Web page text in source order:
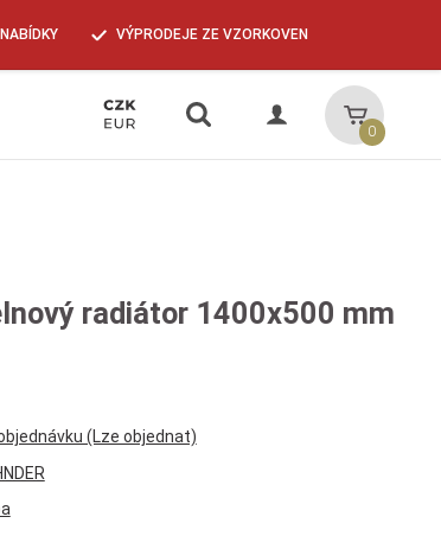
VÝPRODEJE ZE VZORKOVEN
Vyhledávání Košík
0
radiátor 1400x500 mm
(Lze objednat)